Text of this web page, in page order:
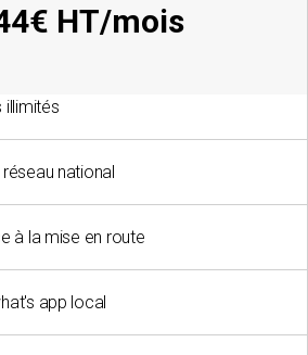
HT/mois
illimités
national
à la mise en route
app local